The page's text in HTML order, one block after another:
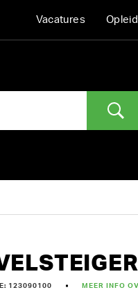
Vacatures
123090100 MEER INFO